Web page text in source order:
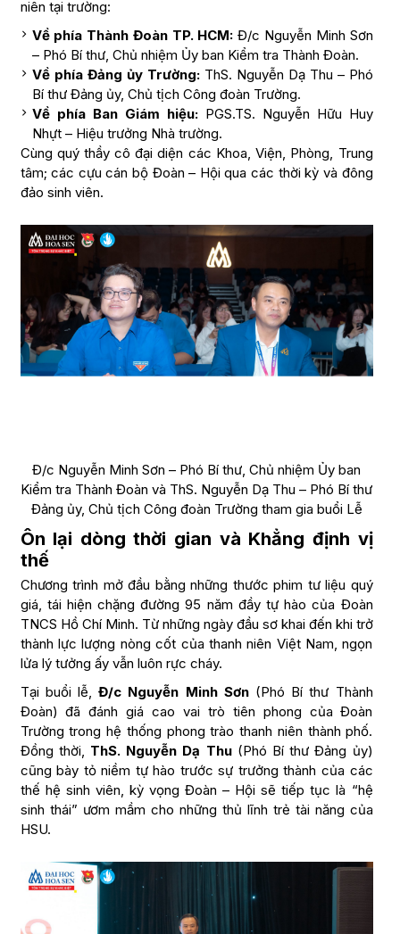
niên tại trường:
Về phía Thành Đoàn TP. HCM: Đ/c Nguyễn Minh Sơn
– Phó Bí thư, Chủ nhiệm Ủy ban Kiểm tra Thành Đoàn.
Về phía Đảng ủy Trường:ThS. Nguyễn Dạ Thu – Phó
Bí thư Đảng ủy, Chủ tịch Công đoàn Trường.
Về phía Ban Giám hiệu:PGS.TS. Nguyễn Hữu Huy
Nhựt – Hiệu trưởng Nhà trường.
Cùng quý thầy cô đại diện các Khoa, Viện, Phòng, Trung
tâm; các cựu cán bộ Đoàn – Hội qua các thời kỳ và đông
đảo sinh viên.
Đ/c Nguyễn Minh Sơn – Phó Bí thư, Chủ nhiệm Ủy ban
Kiểm tra Thành Đoàn và ThS. Nguyễn Dạ Thu – Phó Bí thư
Đảng ủy, Chủ tịch Công đoàn Trường tham gia buổi Lễ
Ôn lại dòng thời gian và Khẳng định vị
thế
Chương trình mở đầu bằng những thước phim tư liệu quý
giá, tái hiện chặng đường 95 năm đầy tự hào của Đoàn
TNCS Hồ Chí Minh. Từ những ngày đầu sơ khai đến khi trở
thành lực lượng nòng cốt của thanh niên Việt Nam, ngọn
lửa lý tưởng ấy vẫn luôn rực cháy.
Tại buổi lễ,Đ/c Nguyễn Minh Sơn(Phó Bí thư Thành
Đoàn) đã đánh giá cao vai trò tiên phong của Đoàn
Trường trong hệ thống phong trào thanh niên thành phố.
Đồng thời, ThS. Nguyễn Dạ Thu(Phó Bí thư Đảng ủy)
cũng bày tỏ niềm tự hào trước sự trưởng thành của các
thế hệ sinh viên, kỳ vọng Đoàn – Hội sẽ tiếp tục là “hệ
sinh thái” ươm mầm cho những thủ lĩnh trẻ tài năng của
HSU.